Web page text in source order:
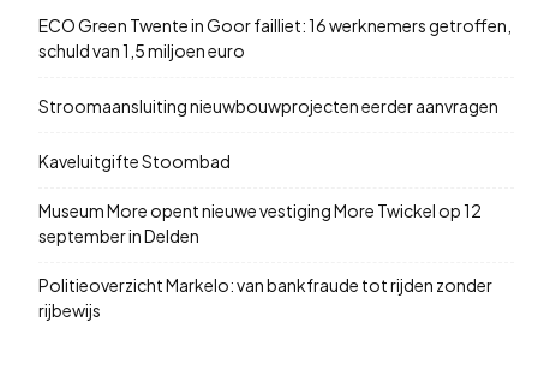
ECO Green Twente in Goor failliet: 16 werknemers getroffen,
schuld van 1,5 miljoen euro
Stroomaansluiting nieuwbouwprojecten eerder aanvragen
Kaveluitgifte Stoombad
Museum More opent nieuwe vestiging More Twickel op 12
september in Delden
Politieoverzicht Markelo: van bankfraude tot rijden zonder
rijbewijs